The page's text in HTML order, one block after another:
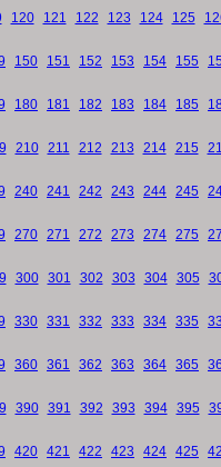
120 121 122 123 124 125
150 151 152 153 154 155
180 181 182 183 184 185
210 211 212 213 214 215
240 241 242 243 244 245
270 271 272 273 274 275
300 301 302 303 304 305
330 331 332 333 334 335
360 361 362 363 364 365
390 391 392 393 394 395
420 421 422 423 424 425